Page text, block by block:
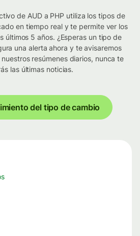
de AUD a PHP utiliza los tipos de
en tiempo real y te permite ver los
últimos 5 años. ¿Esperas un tipo de
una alerta ahora y te avisaremos
resúmenes diarios, nunca te
las últimas noticias.
del tipo de cambio